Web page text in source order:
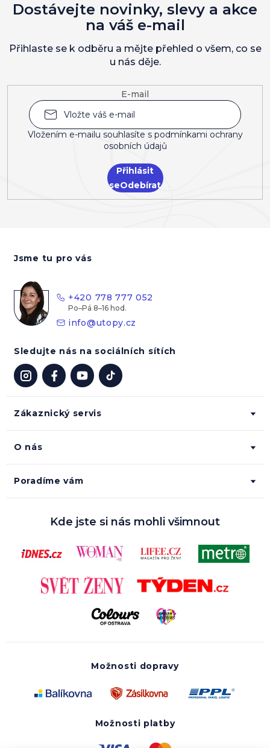
E-mail
Vložením e-mailu souhlasíte s podmínkami ochrany
osobních údajů
Přihlásit
se
Dostávejte novinky, slevy a akce
na váš e-mail
Přihlaste se k odběru a mějte přehled o všem, co se
u nás děje.
Zákaznický servis
O nás
Poradíme vám
Jsme tu pro vás
+420 778 777 052
info@utopy.cz
Sledujte nás na sociálních sítích
Kde jste si nás mohli všimnout
Možnosti dopravy
Možnosti platby